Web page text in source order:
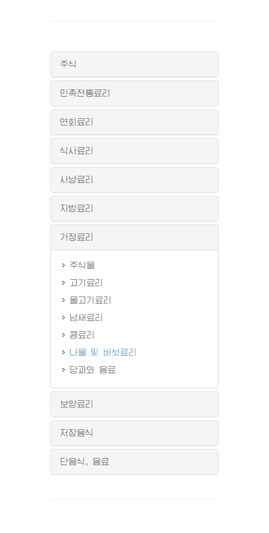
주식
민족전통료리
연회료리
식사료리
사냥료리
지방료리
가정료리
주식물
고기료리
물고기료리
남새료리
콩료리
나물 및 버섯료리
당과와 음료
보양료리
저장음식
단음식, 음료